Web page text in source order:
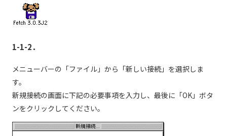
採用情報
個人情報保護に関する基
よくある質問
マスコットファミリー
サイトマップ
1-1-2．
メニューバーの「ファイル」から「新しい接続」を選択しま
す。
新規接続の画面に下記の必要事項を入力し、最後に「OK」ボタ
ンをクリックしてください。